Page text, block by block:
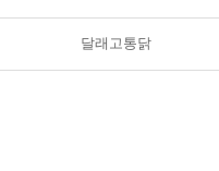
달래고통닭